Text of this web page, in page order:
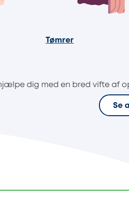
Tømrer
dig med en bred vifte af
Se